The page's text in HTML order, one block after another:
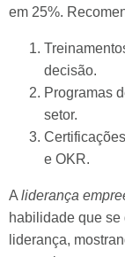
em 25%.
decisão.
Programas
setor.
e OKR.
A liderança
habilidade que
liderança,